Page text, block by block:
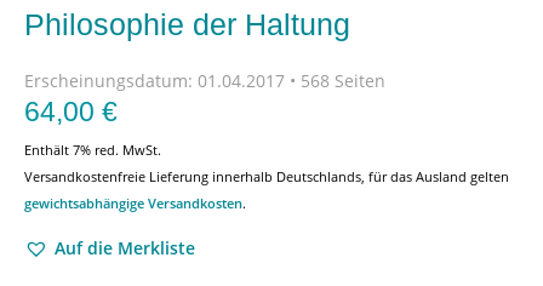
Philosophie der Haltung
Erscheinungsdatum: 01.04.2017 • 568 Seiten
64,00 €
Enthält 7% red. MwSt.
Versandkostenfreie Lieferung innerhalb Deutschlands, für das Ausland gelten
gewichtsabhängige Versandkosten.
Auf die Merkliste